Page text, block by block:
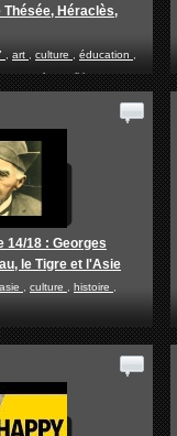
Thésée, Héraclès,
, art , culture , éducation ,
,people,politique,
14/18 : Georges
le Tigre et l'Asie
asie , culture , histoire ,